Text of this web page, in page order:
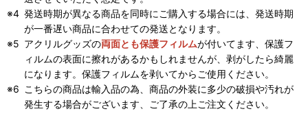
発送時期が異なる商品を同時にご購入する場合には、発送時期
が一番遅い商品に合わせての発送となります。
アクリルグッズの両面とも保護フィルムが付いてます、保護フ
ィルムの表面に擦れがあるかもしれませんが、剥がしたら綺麗
になります。保護フィルムを剥いてからご使用ください。
こちらの商品は輸入品の為、商品の外装に多少の破損や汚れが
発生する場合がございます、ご了承の上ご注文ください。